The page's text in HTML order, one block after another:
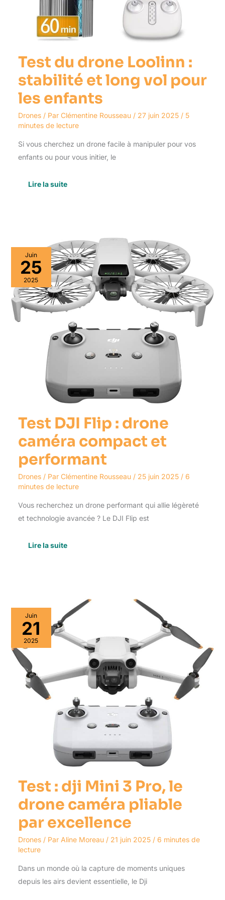
Test du drone Loolinn :
stabilité et long vol pour
les enfants
Drones/ Par Clémentine Rousseau / 27 juin 2025 / 5
minutes de lecture
Si vous cherchez un drone facile à manipuler pour vos
enfants ou pour vous initier, le
Lire la suite
Juin
25
2025
Test DJI Flip : drone
caméra compact et
performant
Drones/ Par Clémentine Rousseau / 25 juin 2025 / 6
minutes de lecture
Vous recherchez un drone performant qui allie légèreté
et technologie avancée ? Le DJI Flip est
Test
DJI
Flip
:
drone
caméra
compact
Lire la suite
Juin
21
2025
Test : dji Mini 3 Pro, le
drone caméra pliable
par excellence
Drones/ Par Aline Moreau / 21 juin 2025 / 6 minutes de
lecture
Dans un monde où la capture de moments uniques
depuis les airs devient essentielle, le Dji
Test
:
dji
Mini
3
Pro,
le
drone
caméra
pliable
excellence